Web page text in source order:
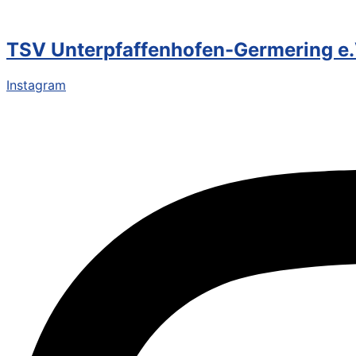
TSV Unterpfaffenhofen-Germering
Instagram